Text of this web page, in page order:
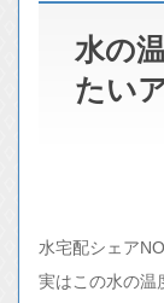
水の
たい
水宅配シェア
実はこの水の温